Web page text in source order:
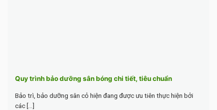
Quy trình bảo dưỡng sân bóng chi tiết, tiêu chuẩn
Bảo trì, bảo dưỡng sân cỏ hiện đang được ưu tiên thực hiện bởi
các [...]